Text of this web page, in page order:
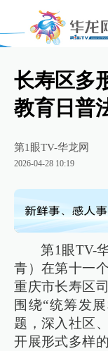
长寿区多
教育日普
第1眼TV-华龙网
2026-04-28 10:19
第1眼TV-
青）在第十一
重庆市长寿区
围绕“统筹发
题，深入社区
开展形式多样